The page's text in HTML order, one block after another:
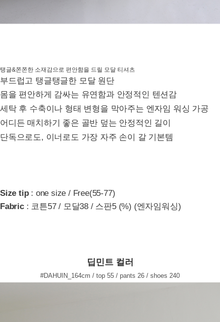
탱글&쫀쫀한 소재감으로 편안함을 드릴 모달 티셔츠
부드럽고 탱글탱글한 모달 원단
몸을 편안하게 감싸는 유연함과 안정적인 텐션감
세탁 후 수축이나 형태 변형을 막아주는 엔자임 워싱 가공
어디든 매치하기 좋은 골반 덮는 안정적인 길이
단독으로도, 이너로도 가장 자주 손이 갈 기본템
Size tip: one size / Free(55-77)
Fabric: 코튼57 / 모달38 / 스판5 (%) (엔자임워싱)
딥민트 컬러
#DAHUIN_164cm / top 55 / pants 26 / shoes 240